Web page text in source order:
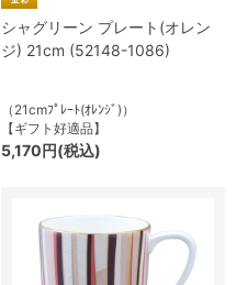
シャグリーン プレート(オレン
ジ) 21cm (52148-1086)
（21cmﾌﾟﾚｰﾄ(ｵﾚﾝｼﾞ)）
【ギフト好適品】
5,170円(税込)